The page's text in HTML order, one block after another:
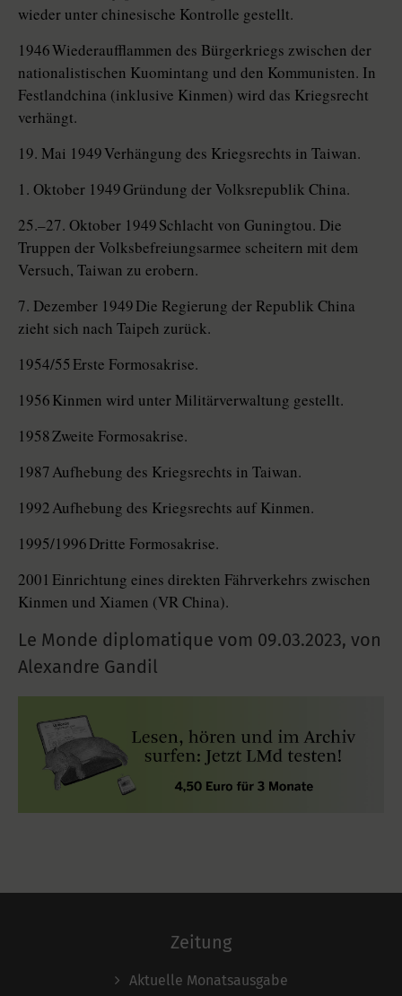
wieder unter chinesische Kontrolle gestellt.
1946 Wiederaufflammen des Bürgerkriegs zwischen der
nationalistischen Kuomintang und den Kommunisten. In
Festlandchina (inklusive Kinmen) wird das Kriegsrecht
verhängt.
19. Mai 1949 Verhängung des Kriegsrechts in Taiwan.
1. Oktober 1949 Gründung der Volksrepublik China.
25.–27. Oktober 1949 Schlacht von Gu­ning­tou. Die
Truppen der Volksbefreiungsarmee scheitern mit dem
Versuch, Taiwan zu erobern.
7. Dezember 1949 Die Regierung der Republik China
zieht sich nach Taipeh zurück.
1954/55 Erste Formosakrise.
1956 Kinmen wird unter Militärverwaltung gestellt.
1958 Zweite Formosakrise.
1987 Aufhebung des Kriegsrechts in Taiwan.
1992 Aufhebung des Kriegsrechts auf Kinmen.
1995/1996 Dritte Formosakrise.
2001 Einrichtung eines direkten Fährverkehrs zwischen
Kinmen und Xiamen (VR China).
Le Monde diplomatique vom 09.03.2023, von
Alexandre Gandil
Zeitung
Aktuelle Monatsausgabe